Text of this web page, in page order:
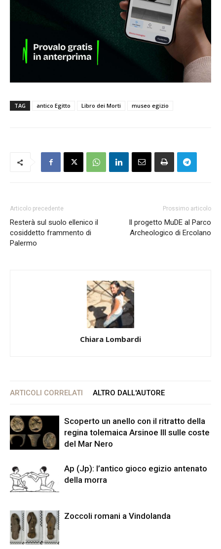
TAG antico Egitto Libro dei Morti museo egizio
Articolo precedente
Resterà sul suolo ellenico il
cosiddetto frammento di
Palermo
Prossimo articolo
Il progetto MuDE al Parco
Archeologico di Ercolano
Chiara Lombardi
ARTICOLI CORRELATI ALTRO DALL'AUTORE
Scoperto un anello con il ritratto della
regina tolemaica Arsinoe III sulle coste
del Mar Nero
Ap (Jp): l’antico gioco egizio antenato
della morra
Zoccoli romani a Vindolanda